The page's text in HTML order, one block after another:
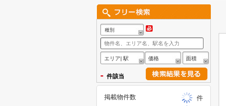
種別
エリア| 駅 価格 面積
- 件該当
掲載物件数
件